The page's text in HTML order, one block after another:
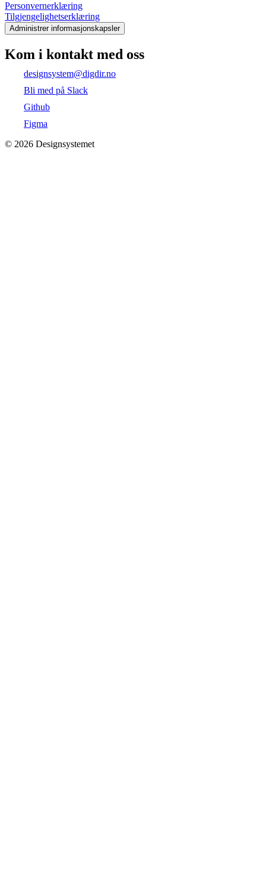
Personvernerklæring
Tilgjengelighetserklæring
Administrer informasjonskapsler
Kom i kontakt med oss
designsystem@digdir.no
Bli med på Slack
Github
Figma
© 2026 Designsystemet